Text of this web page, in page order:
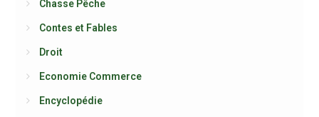
Chasse Pêche
Contes et Fables
Droit
Economie Commerce
Encyclopédie